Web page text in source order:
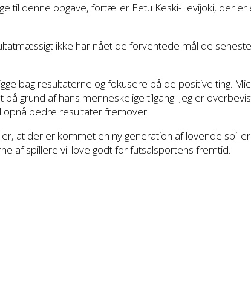
til denne opgave, fortæller Eetu Keski-Levijoki, der
ikke har nået de forventede mål de
bag resultaterne og fokusere på de positive ting.
grund af hans menneskelige tilgang. Jeg er
opnå bedre resultater fremover.
at der er kommet en ny generation af lovende
af spillere vil love godt for futsalsportens fremtid.